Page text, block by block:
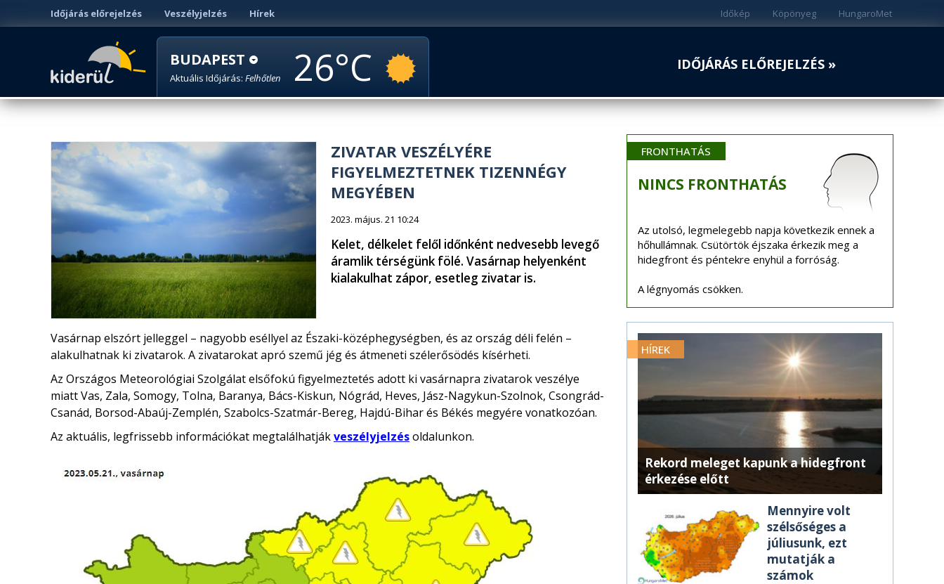
Időjárás előrejelzés Veszélyjelzés Hírek HungaroMet
Köpönyeg
Időkép
BUDAPEST
Aktuális Időjárás: Felhőtlen 26 IDŐJÁRÁS ELŐREJELZÉS »
ZIVATAR VESZÉLYÉRE
FIGYELMEZTETNEK TIZENNÉGY
MEGYÉBEN
2023. május. 21 10:24
Kelet, délkelet felől időnként nedvesebb levegő
áramlik térségünk fölé. Vasárnap helyenként
kialakulhat zápor, esetleg zivatar is.
Vasárnap elszórt jelleggel – nagyobb eséllyel az Északi-középhegységben, és az ország déli felén –
alakulhatnak ki zivatarok. A zivatarokat apró szemű jég és átmeneti szélerősödés kísérheti.
Az Országos Meteorológiai Szolgálat elsőfokú figyelmeztetés adott ki vasárnapra zivatarok veszélye
miatt Vas, Zala, Somogy, Tolna, Baranya, Bács-Kiskun, Nógrád, Heves, Jász-Nagykun-Szolnok, Csongrád-
Csanád, Borsod-Abaúj-Zemplén, Szabolcs-Szatmár-Bereg, Hajdú-Bihar és Békés megyére vonatkozóan.
Az aktuális, legfrissebb információkat megtalálhatjákveszélyjelzésoldalunkon.
FRONTHATÁS
NINCS FRONTHATÁS
Az utolsó, legmelegebb napja következik ennek a
hőhullámnak. Csütörtök éjszaka érkezik meg a
hidegfront és péntekre enyhül a forróság.
A légnyomás csökken.
HÍREK
Rekord meleget kapunk a hidegfront
érkezése előtt
Mennyire volt
szélsőséges a
júliusunk, ezt
mutatják a
számok